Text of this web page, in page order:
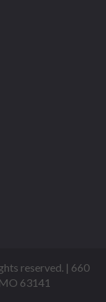
reserved. | 660
63141